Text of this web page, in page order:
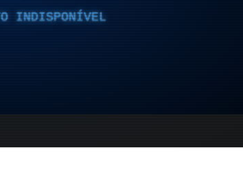
INDISPONÍVEL